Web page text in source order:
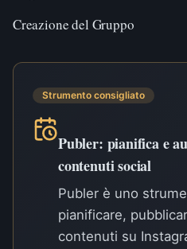
Creazione del Gruppo
Strumento consigliato
Publer: pianifica e
contenuti social
Publer è uno
pianificare,
contenuti su